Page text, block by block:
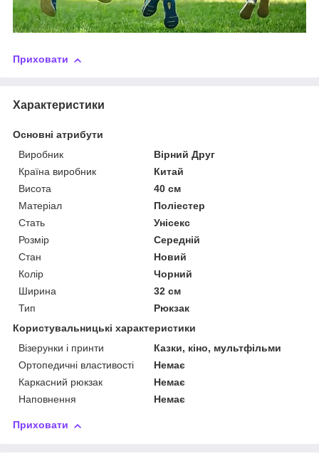
Приховати
Характеристики
Основні атрибути
Виробник
Вірний Друг
Країна виробник
Китай
Висота
40 см
Матеріал
Поліестер
Стать
Унісекс
Розмір
Середній
Стан
Новий
Колір
Чорний
Ширина
32 см
Тип
Рюкзак
Користувальницькі характеристики
Візерунки і принти
Казки, кіно, мультфільми
Ортопедичні властивості
Немає
Каркасний рюкзак
Немає
Наповнення
Немає
Приховати